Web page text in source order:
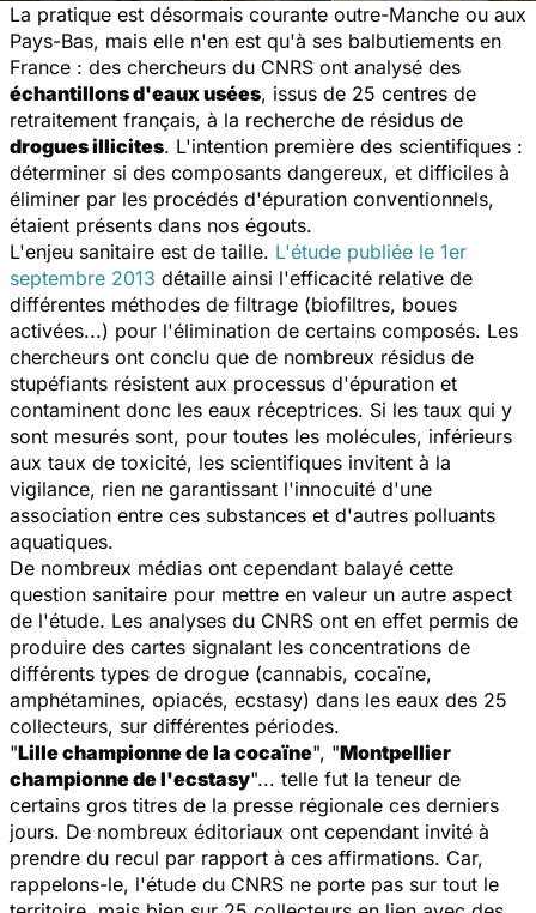
La pratique est désormais courante outre-Manche ou aux
Pays-Bas, mais elle n'en est qu'à ses balbutiements en
France : des chercheurs du CNRS ont analysé des
échantillons d'eaux usées, issus de 25 centres de
retraitement français, à la recherche de résidus de
drogues illicites. L'intention première des scientifiques :
déterminer si des composants dangereux, et difficiles à
éliminer par les procédés d'épuration conventionnels,
étaient présents dans nos égouts.
L'enjeu sanitaire est de taille. L'étude publiée le 1er
septembre 2013 détaille ainsi l'efficacité relative de
différentes méthodes de filtrage (biofiltres, boues
activées...) pour l'élimination de certains composés. Les
chercheurs ont conclu que de nombreux résidus de
stupéfiants résistent aux processus d'épuration et
contaminent donc les eaux réceptrices. Si les taux qui y
sont mesurés sont, pour toutes les molécules, inférieurs
aux taux de toxicité, les scientifiques invitent à la
vigilance, rien ne garantissant l'innocuité d'une
association entre ces substances et d'autres polluants
aquatiques.
De nombreux médias ont cependant balayé cette
question sanitaire pour mettre en valeur un autre aspect
de l'étude. Les analyses du CNRS ont en effet permis de
produire des cartes signalant les concentrations de
différents types de drogue (cannabis, cocaïne,
amphétamines, opiacés, ecstasy) dans les eaux des 25
collecteurs, sur différentes périodes.
"Lille championne de la cocaïne", "Montpellier
championne de l'ecstasy"... telle fut la teneur de
certains gros titres de la presse régionale ces derniers
jours. De nombreux éditoriaux ont cependant invité à
prendre du recul par rapport à ces affirmations. Car,
rappelons-le, l'étude du CNRS ne porte pas sur tout le